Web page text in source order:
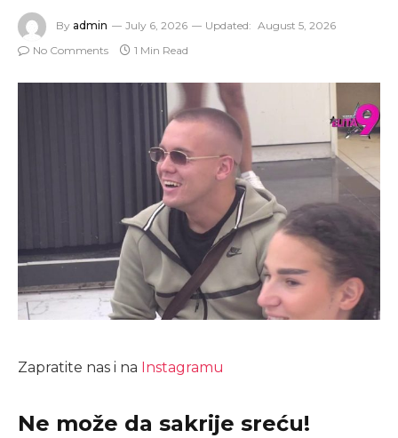
By admin July 6, 2026 Updated: August 5, 2026
No Comments
1 Min Read
Zapratite nas i na Instagramu
Ne može da sakrije sreću!